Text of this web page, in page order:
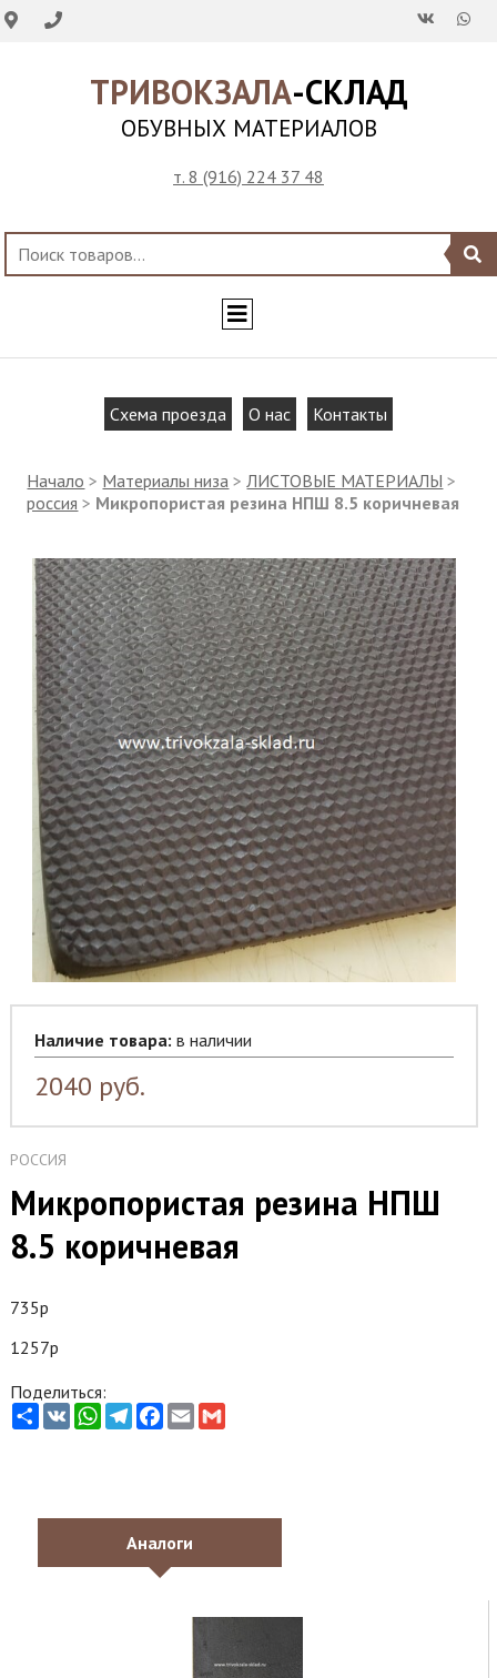
ТРИВОКЗАЛА-СКЛАД
ОБУВНЫХ МАТЕРИАЛОВ
т. 8 (916) 224 37 48
Схема проезда О нас Контакты
Начало > Материалы низа >ЛИСТОВЫЕ МАТЕРИАЛЫ >
россия > Микропористая резина НПШ 8.5 коричневая
РОССИЯ
Микропористая резина НПШ
8.5 коричневая
735р
1257р
Поделиться:
ShareVK WhatsApp
Telegram
Facebook
EmailGmail
Наличие товара: в наличии
2040 руб.
Аналоги